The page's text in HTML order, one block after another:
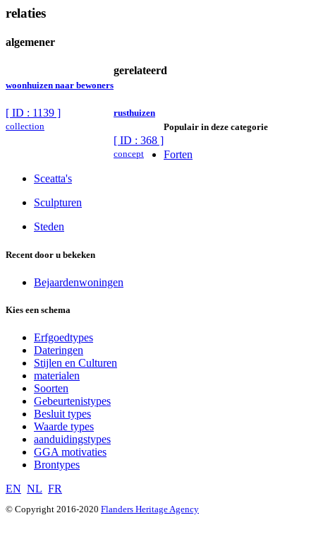
relaties
algemener
woonhuizen naar bewoners
[ ID : 1139 ]
collection
gerelateerd
rusthuizen
[ ID : 368 ]
concept
Populair in deze categorie
Forten
Sceatta's
Sculpturen
Steden
Recent door u bekeken
Bejaardenwoningen
Kies een schema
Erfgoedtypes
Dateringen
Stijlen en Culturen
materialen
Soorten
Gebeurtenistypes
Besluit types
Waarde types
aanduidingstypes
GGA motivaties
Brontypes
EN NL FR
© Copyright 2016-2020 Flanders Heritage Agency